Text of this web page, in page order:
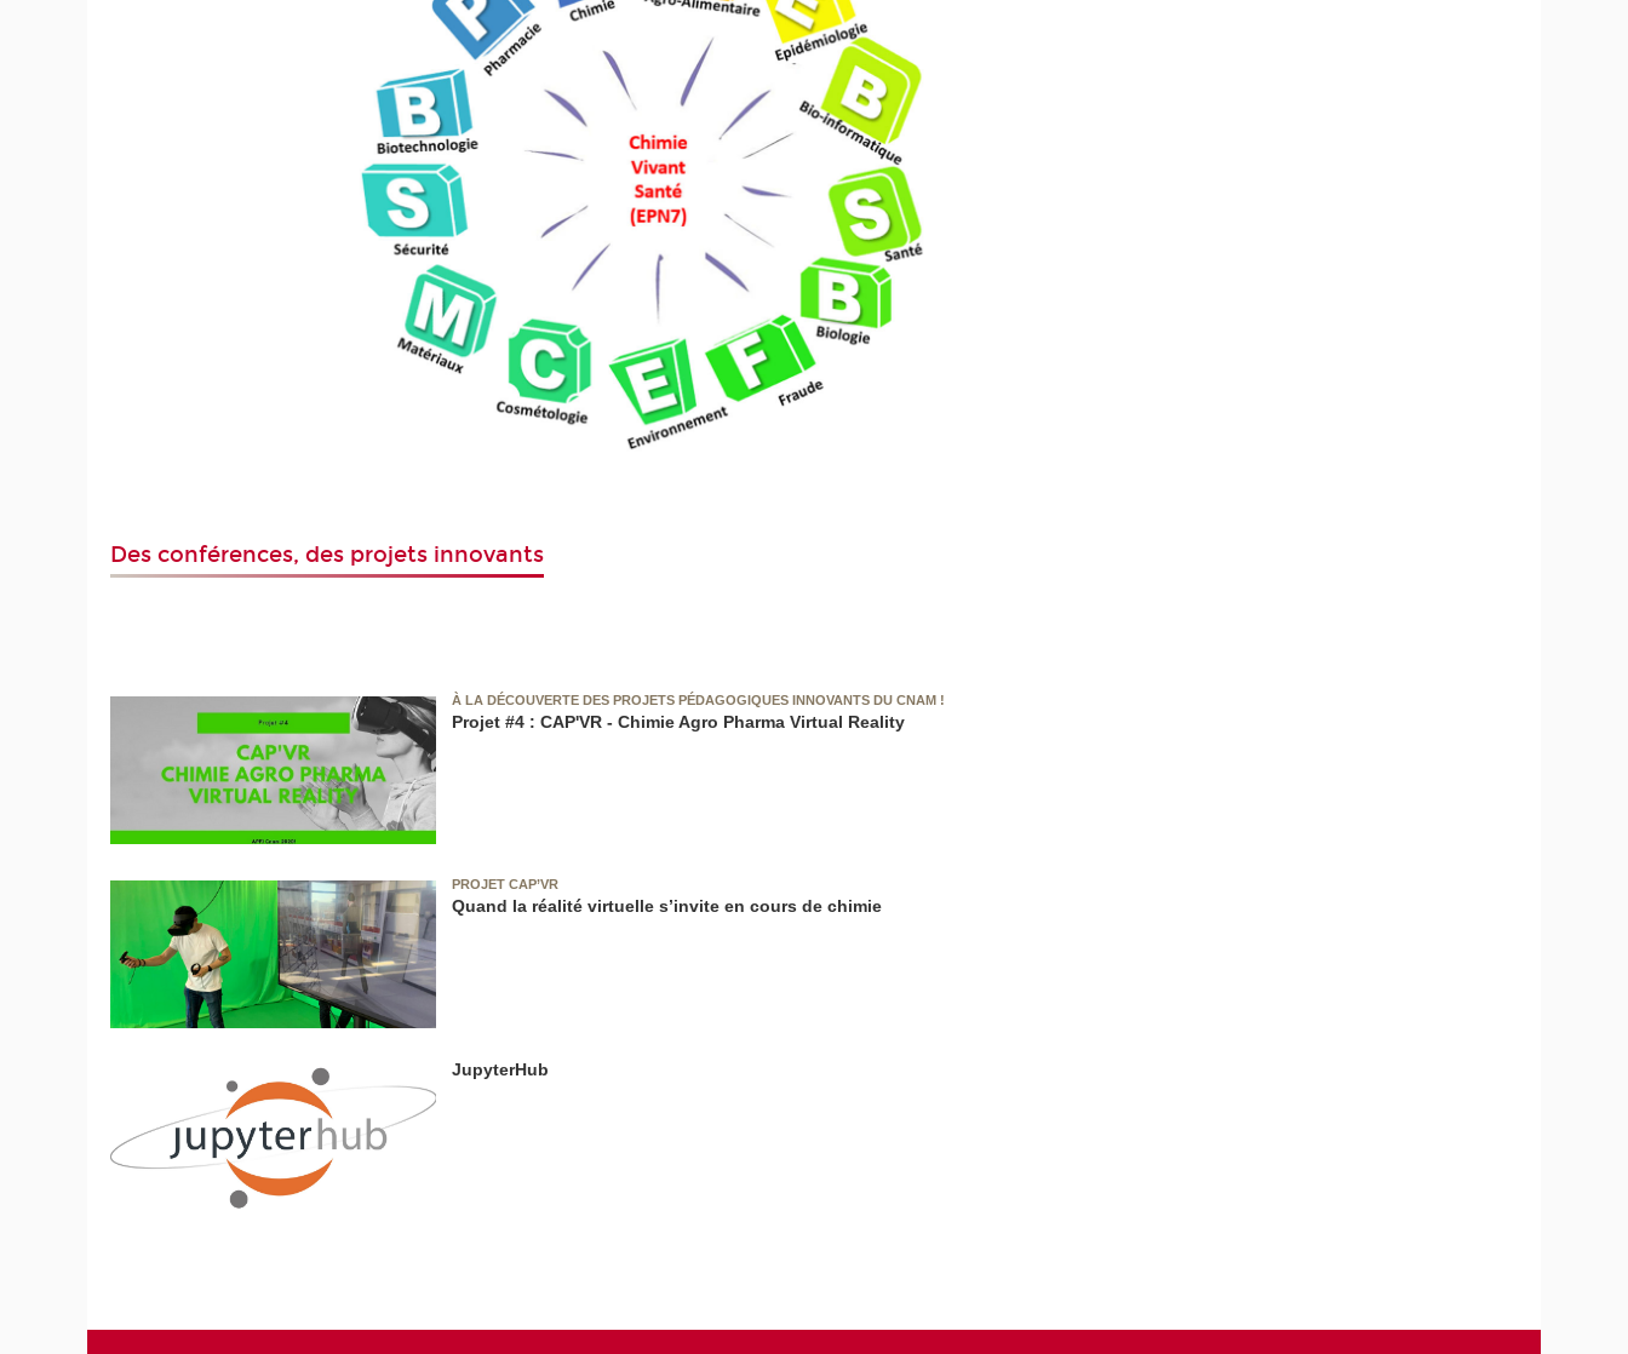
Des conférences, des projets innovants
À LA DÉCOUVERTE DES PROJETS PÉDAGOGIQUES INNOVANTS DU CNAM !
Projet #4 : CAP'VR - Chimie Agro Pharma Virtual Reality
PROJET CAP’VR
Quand la réalité virtuelle s’invite en cours de chimie
JupyterHub